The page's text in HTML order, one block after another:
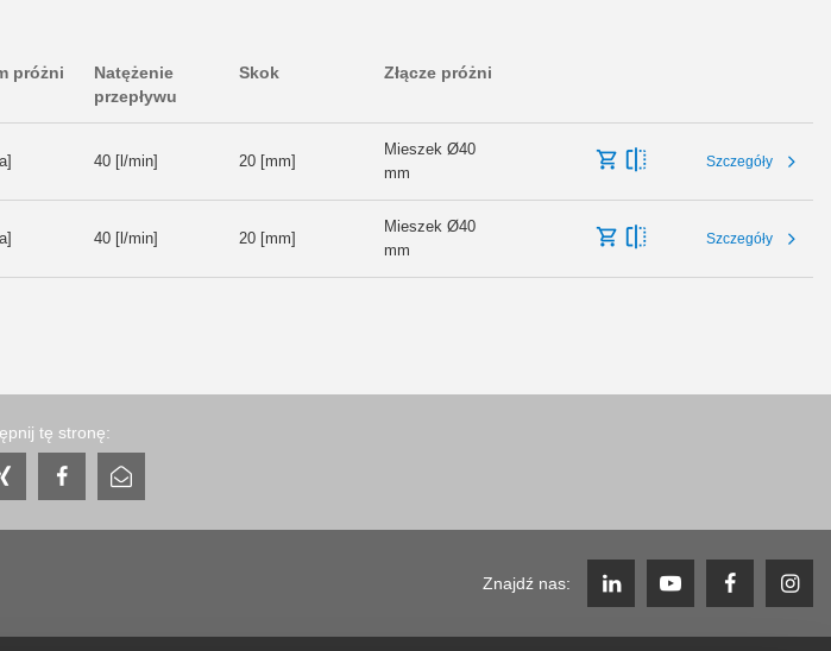
próżni
Natężenie
przepływu
Skok Złącze próżni
40 [l/min] 20 [mm]
Mieszek Ø40
mm
Szczegóły
40 [l/min] 20 [mm]
Mieszek Ø40
mm
Szczegóły
tę stronę:
Znajdź nas: